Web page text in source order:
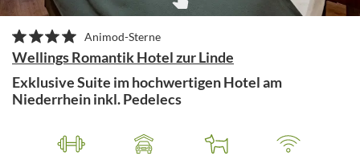
Animod-Sterne
Wellings Romantik Hotel zur Linde
Exklusive Suite im hochwertigen Hotel am
Niederrhein inkl. Pedelecs